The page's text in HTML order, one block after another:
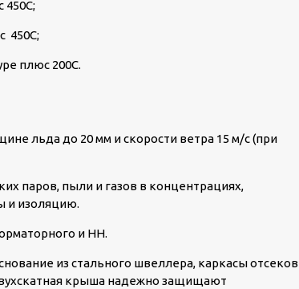
450С;
450С;
плюс 200С.
льда до 20 мм и скорости ветра 15 м/с (при
паров, пыли и газов в концентрациях,
и изоляцию.
и НН.
из стального швеллера, каркасы отсеков
крыша надежно защищают